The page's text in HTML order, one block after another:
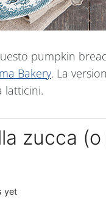
pumpkin
Bakery. La
latticini.
zucca
yet